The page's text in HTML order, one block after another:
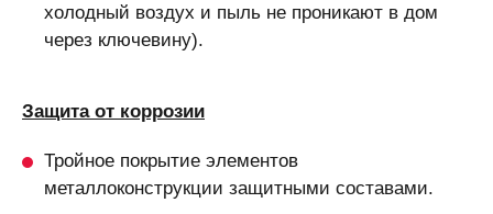
холодный воздух и пыль не проникают в дом
через ключевину).
Защита от коррозии
Тройное покрытие элементов
металлоконструкции защитными составами.